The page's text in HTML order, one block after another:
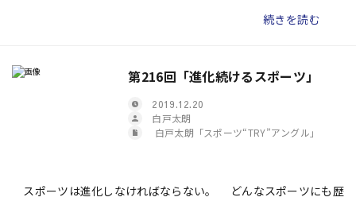
続きを読む
第216回「進化続けるスポーツ」
2019.12.20
白戸太朗
白戸太朗「スポーツ“TRY”アングル」
スポーツは進化しなければならない。 どんなスポーツにも歴